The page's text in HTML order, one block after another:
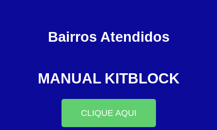
Bairros Atendidos
MANUAL KITBLOCK
CLIQUE AQUI